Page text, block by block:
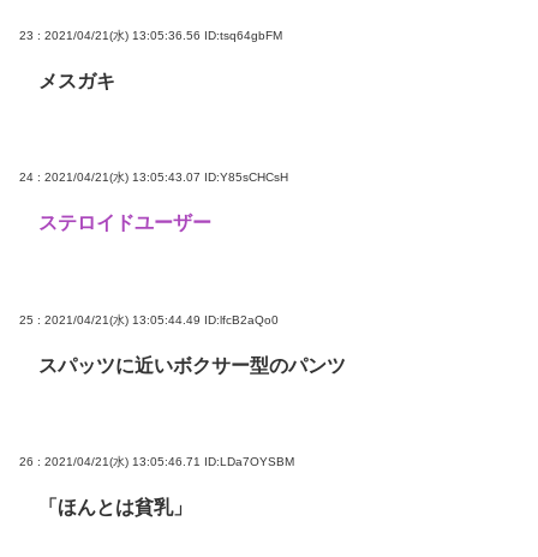
23 : 2021/04/21(水) 13:05:36.56 ID:tsq64gbFM
メスガキ
24 : 2021/04/21(水) 13:05:43.07 ID:Y85sCHCsH
ステロイドユーザー
25 : 2021/04/21(水) 13:05:44.49 ID:lfcB2aQo0
スパッツに近いボクサー型のパンツ
26 : 2021/04/21(水) 13:05:46.71 ID:LDa7OYSBM
「ほんとは貧乳」